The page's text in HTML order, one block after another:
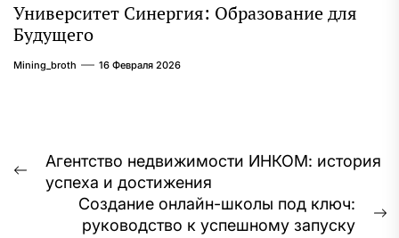
Университет Синергия: Образование для
Будущего
Mining_broth 16 Февраля 2026
Навигация
записям
Предыдущая
Агентство недвижимости ИНКОМ: история
успеха и достижения
Создание онлайн-школы под ключ:
руководство к успешному запуску